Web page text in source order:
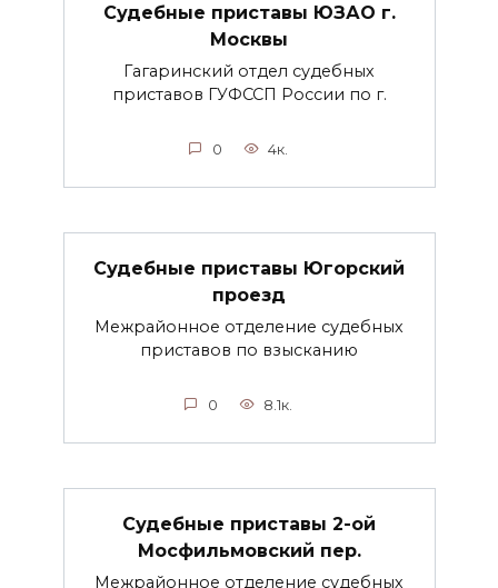
Судебные приставы ЮЗАО г.
Москвы
Гагаринский отдел судебных
приставов ГУФССП России по г.
0 4к.
Судебные приставы Югорский
проезд
Межрайонное отделение судебных
приставов по взысканию
0 8.1к.
Судебные приставы 2-ой
Мосфильмовский пер.
Межрайонное отделение судебных